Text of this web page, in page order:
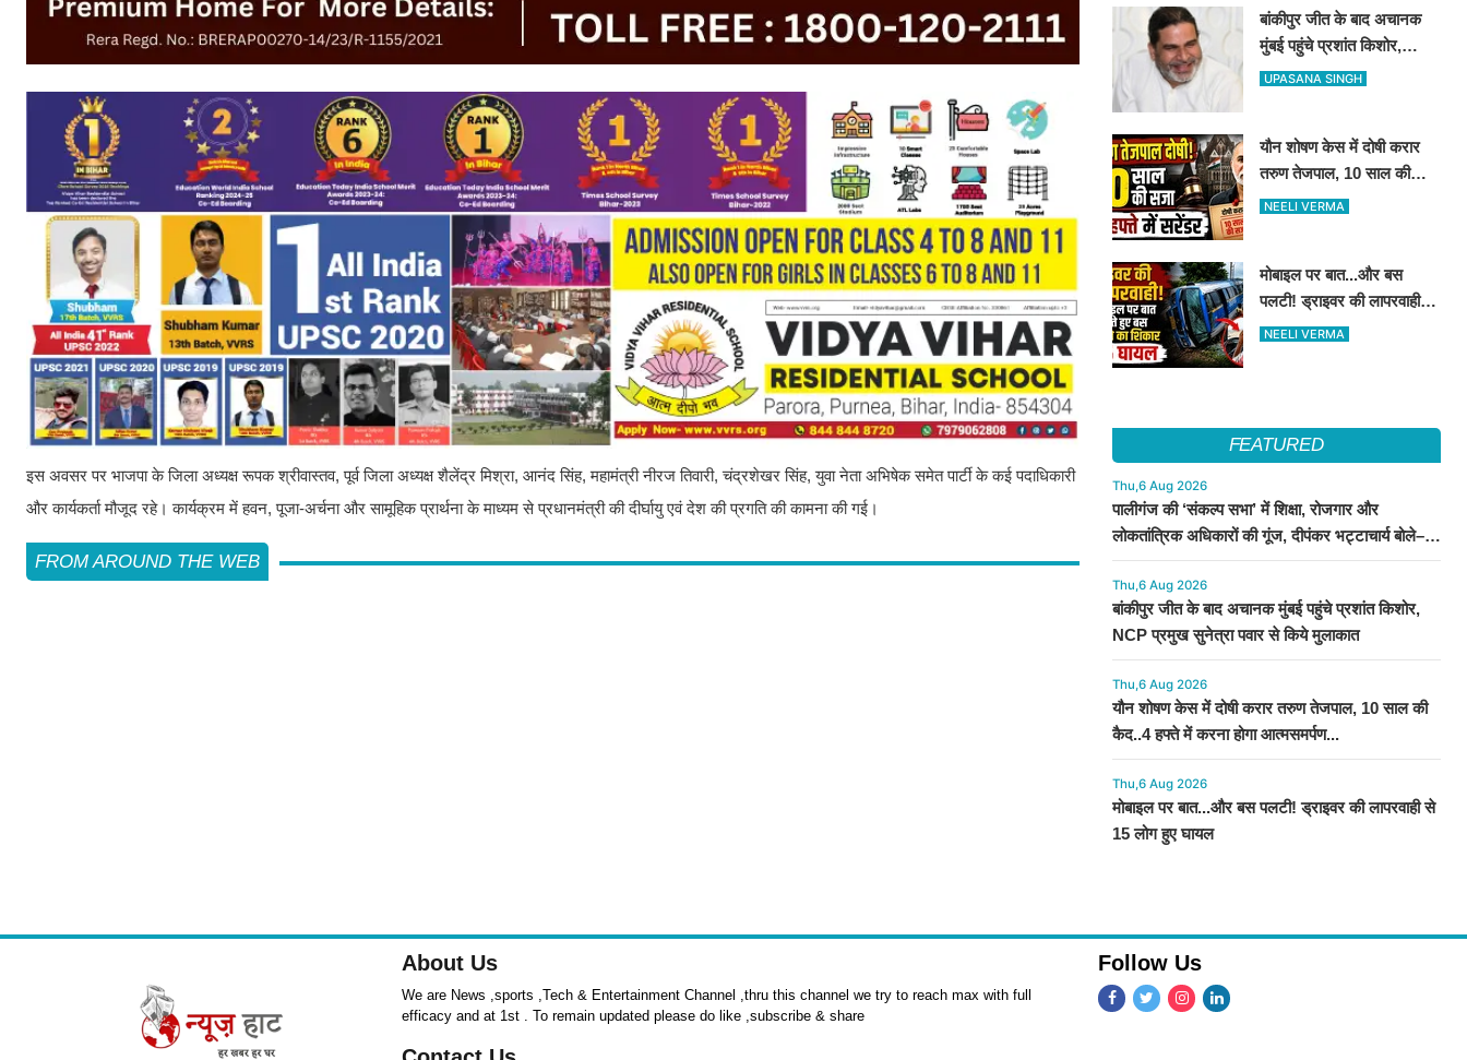
इस अवसर पर भाजपा के जिला अध्यक्ष रूपक श्रीवास्तव, पूर्व जिला अध्यक्ष शैलेंद्र मिश्रा, आनंद सिंह, महामंत्री नीरज तिवारी, चंद्रशेखर सिंह, युवा नेता अभिषेक समेत पार्टी के कई पदाधिकारी
और कार्यकर्ता मौजूद रहे। कार्यक्रम में हवन, पूजा-अर्चना और सामूहिक प्रार्थना के माध्यम से प्रधानमंत्री की दीर्घायु एवं देश की प्रगति की कामना की गई।
FROM AROUND THE WEB
बांकीपुर जीत के बाद अचानक
मुंबई पहुंचे प्रशांत किशोर,
NCP प्रमुख सुनेत्रा पवार से
UPASANA SINGH
यौन शोषण केस में दोषी करार
तरुण तेजपाल, 10 साल की
कैद..4 हफ्ते में करना होगा
NEELI VERMA
मोबाइल पर बात...और बस
पलटी! ड्राइवर की लापरवाही से
15 लोग हुए घायल
NEELI VERMA
FEATURED
Thu,6 Aug 2026
पालीगंज की ‘संकल्प सभा’ में शिक्षा, रोजगार और
लोकतांत्रिक अधिकारों की गूंज, दीपंकर भट्टाचार्य बोले–
युवाओं के संघर्ष के साथ है माले
Thu,6 Aug 2026
बांकीपुर जीत के बाद अचानक मुंबई पहुंचे प्रशांत किशोर,
NCP प्रमुख सुनेत्रा पवार से किये मुलाकात
Thu,6 Aug 2026
यौन शोषण केस में दोषी करार तरुण तेजपाल, 10 साल की
कैद..4 हफ्ते में करना होगा आत्मसमर्पण...
Thu,6 Aug 2026
मोबाइल पर बात...और बस पलटी! ड्राइवर की लापरवाही से
15 लोग हुए घायल
About Us
We are News ,sports ,Tech & Entertainment Channel ,thru this channel we try to reach max with full
efficacy and at 1st . To remain updated please do like ,subscribe & share
Follow Us